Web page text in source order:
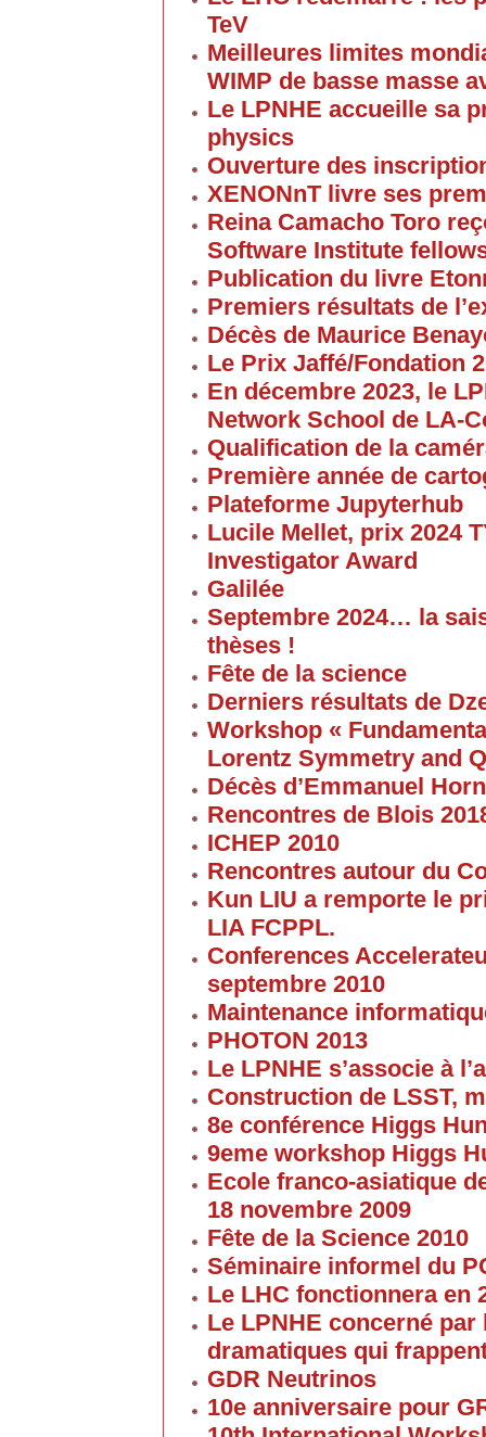
TeV
Meilleures limites
WIMP de basse masse
Le LPNHE accueille sa
physics
Ouverture des
XENONnT livre ses
Reina Camacho Toro
Software Institute
Publication du livre
Premiers résultats de
Décès de Maurice
Le Prix Jaffé/Fondation
En décembre 2023, le
Network School de LA-
Qualification de la
Première année de
Plateforme Jupyterhub
Lucile Mellet, prix 2024
Investigator Award
Galilée
Septembre 2024… la
thèses !
Fête de la science
Derniers résultats de
Workshop «
Lorentz Symmetry and
Décès d’Emmanuel
Rencontres de Blois
ICHEP 2010
Rencontres autour du
Kun LIU a remporte le
LIA FCPPL.
Conferences
septembre 2010
Maintenance
PHOTON 2013
Le LPNHE s’associe à
Construction de LSST,
8e conférence Higgs
9eme workshop Higgs
Ecole franco-asiatique
18 novembre 2009
Fête de la Science 2010
Séminaire informel du
Le LHC fonctionnera en
Le LPNHE concerné par
dramatiques qui
GDR Neutrinos
10e anniversaire pour